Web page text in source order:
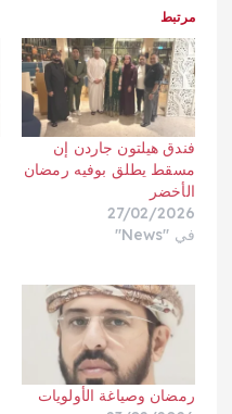
مرتبط
فندق هيلتون جاردن إن
مسقط يطلق بوفيه رمضان
الأخضر
27/02/2026
في "News"
رمضان وصياغة الأولويات